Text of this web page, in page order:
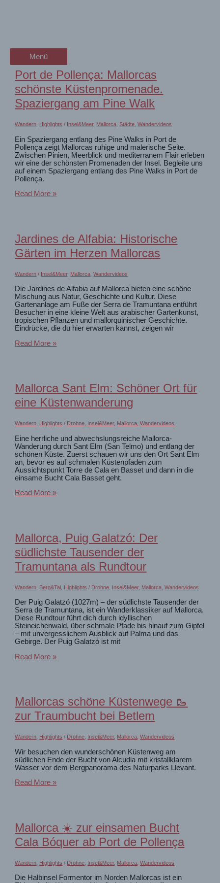
Menü
Menü
Port de Pollença: Mallorcas
schönste Küstenpromenade.
Spaziergang am Pine Walk
Wandern Highlights / Insel&Meer, Mallorca ,Städte ,Wandervideos
Ein Spaziergang entlang des Pine Walks in Port de
Pollença zeigt Mallorcas ruhige und malerische Seite.
Zwischen Pinien, Meerblick und mediterranem Flair erleben
wir eine der schönsten Promenaden der Insel. Begleite uns
auf einem Spaziergang entlang des Pine Walks in Port de
Pollença.
Port
Spaziergang
am
Pine
Read More »
Jardines de Alfabia: Historische
Gärten im Herzen Mallorcas
Wandern / Insel&Meer, Mallorca ,Wandervideos
Die Jardines de Alfabia auf Mallorca bieten eine schöne
Mischung aus Natur, Geschichte und Kultur. Diese
Gartenanlage am Fuße der Serra de Tramuntana entführt
Besucher in eine kleine Welt aus arabischer Gartenkunst,
tropischen Pflanzen und mallorquinischer Geschichte.
Eindrücke, die du hier erwarten kannst, zeigen wir
Jardines
im
Herzen
Mallorcas
Read More »
Mallorca Sant Elm: Schöner Ort für
eine Küstenwanderung
Wandern Highlights / Drohne Insel&Meer, Mallorca ,Wandervideos
Eine herrliche und abwechslungsreiche Mallorca-
Wanderung durch Sant Elm (San Telmo) und entlang der
schönen Küste. Zuerst schauen wir uns den Ort Sant Elm
an, bevor es auf schmalen Küstenpfaden zum
Aussichtspunkt Torre de Cala en Basset und dann in die
einsame Bucht Cala Basset geht.
Mallorca
für
eine
Küstenwanderung
Read More »
Mallorca, Puig Galatzó: Der
südlichste Tausender der
Tramuntana als Rundtour
Wandern Berg&Tal Highlights / Drohne Insel&Meer, Mallorca ,Wandervideos
Der Puig Galatzó (1027m) – der südlichste Tausender der
Serra de Tramuntana, ist ein Wanderklassiker auf Mallorca.
Diese Rundtour führt dich durch idyllischen
Steineichenwald, über schmale Pfade bis hinauf zum Gipfel
– mit unvergesslichem Ausblick auf Palma und das
Gebirge. Der Puig Galatzó ist mit
Mallorca,
Tausender
der
Tramuntana
als
Read More »
Mallorcas schöne Küstenwege 🥾
zur Traumbucht bei Betlem
Wandern Highlights / Drohne Insel&Meer, Mallorca ,Wandervideos
Wir besuchen den wunderschönen Küstenweg am
südlichen Ende der Bucht von Alcudia mit kristallklarem
Wasser vor dem Bergpanorama des Naturparks Llevant.
Mallorcas
Traumbucht
bei
Betlem
Read More »
Mallorca ☀️ zur einsamen Bucht
Cala Bóquer ab Port de Pollença
Wandern Highlights / Drohne Insel&Meer, Mallorca ,Wandervideos
Die Halbinsel Formentor im Norden Mallorcas ist ein